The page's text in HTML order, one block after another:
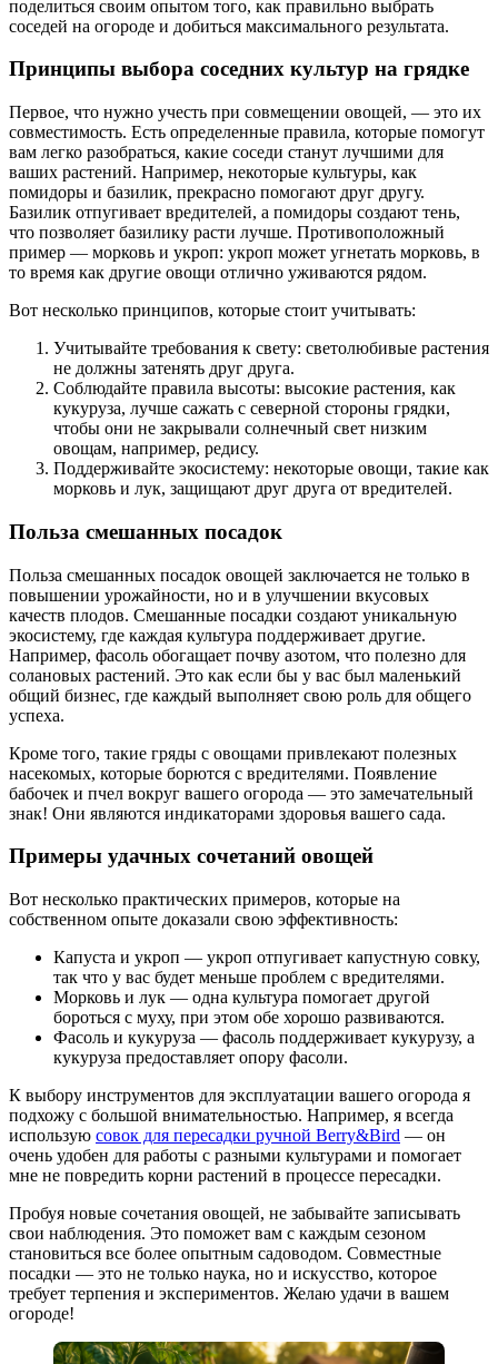
поделиться своим опытом того, как правильно выбрать
соседей на огороде и добиться максимального результата.
Принципы выбора соседних культур на грядке
Первое, что нужно учесть при совмещении овощей, — это их
совместимость. Есть определенные правила, которые помогут
вам легко разобраться, какие соседи станут лучшими для
ваших растений. Например, некоторые культуры, как
помидоры и базилик, прекрасно помогают друг другу.
Базилик отпугивает вредителей, а помидоры создают тень,
что позволяет базилику расти лучше. Противоположный
пример — морковь и укроп: укроп может угнетать морковь, в
то время как другие овощи отлично уживаются рядом.
Вот несколько принципов, которые стоит учитывать:
Учитывайте требования к свету: светолюбивые растения
не должны затенять друг друга.
Соблюдайте правила высоты: высокие растения, как
кукуруза, лучше сажать с северной стороны грядки,
чтобы они не закрывали солнечный свет низким
овощам, например, редису.
Поддерживайте экосистему: некоторые овощи, такие как
морковь и лук, защищают друг друга от вредителей.
Польза смешанных посадок
Польза смешанных посадок овощей заключается не только в
повышении урожайности, но и в улучшении вкусовых
качеств плодов. Смешанные посадки создают уникальную
экосистему, где каждая культура поддерживает другие.
Например, фасоль обогащает почву азотом, что полезно для
солановых растений. Это как если бы у вас был маленький
общий бизнес, где каждый выполняет свою роль для общего
успеха.
Кроме того, такие гряды с овощами привлекают полезных
насекомых, которые борются с вредителями. Появление
бабочек и пчел вокруг вашего огорода — это замечательный
знак! Они являются индикаторами здоровья вашего сада.
Примеры удачных сочетаний овощей
Вот несколько практических примеров, которые на
собственном опыте доказали свою эффективность:
Капуста и укроп — укроп отпугивает капустную совку,
так что у вас будет меньше проблем с вредителями.
Морковь и лук — одна культура помогает другой
бороться с муху, при этом обе хорошо развиваются.
Фасоль и кукуруза — фасоль поддерживает кукурузу, а
кукуруза предоставляет опору фасоли.
К выбору инструментов для эксплуатации вашего огорода я
подхожу с большой внимательностью. Например, я всегда
использую совок для пересадки ручной Berry&Bird — он
очень удобен для работы с разными культурами и помогает
мне не повредить корни растений в процессе пересадки.
Пробуя новые сочетания овощей, не забывайте записывать
свои наблюдения. Это поможет вам с каждым сезоном
становиться все более опытным садоводом. Совместные
посадки — это не только наука, но и искусство, которое
требует терпения и экспериментов. Желаю удачи в вашем
огороде!